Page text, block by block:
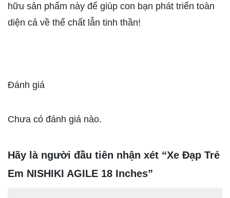
hữu sản phẩm này để giúp con bạn phát triển toàn
diện cả về thể chất lẫn tinh thần!
Đánh giá
Chưa có đánh giá nào.
Hãy là người đầu tiên nhận xét “Xe Đạp Trẻ
Em NISHIKI AGILE 18 Inches”